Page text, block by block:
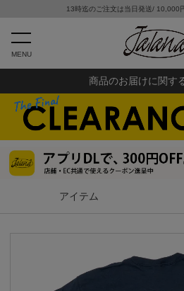
13時迄のご注文は当日発送/ 10,000
MENU
商品のお届けに関す
アイテム